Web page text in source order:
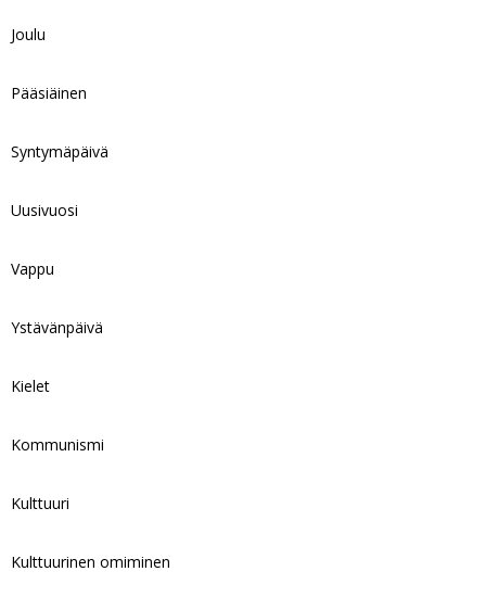
Joulu
Pääsiäinen
Syntymäpäivä
Uusivuosi
Vappu
Ystävänpäivä
Kielet
Kommunismi
Kulttuuri
Kulttuurinen omiminen